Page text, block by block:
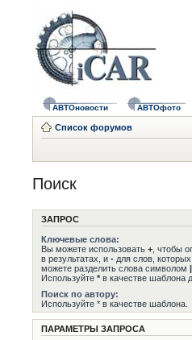
АВТОновости АВТОфото
Список форумов
Поиск
ЗАПРОС
Ключевые слова:
Вы можете использовать + , чтобы
в результатах, и - для слов,
можете разделить слова символом |
Используйте * в качестве шаблона
Поиск по автору:
Используйте * в качестве шаблона.
ПАРАМЕТРЫ ЗАПРОСА